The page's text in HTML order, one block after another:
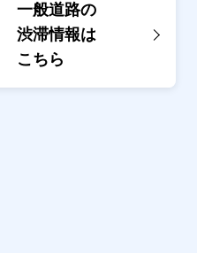
一般道路の
渋滞情報は
こちら